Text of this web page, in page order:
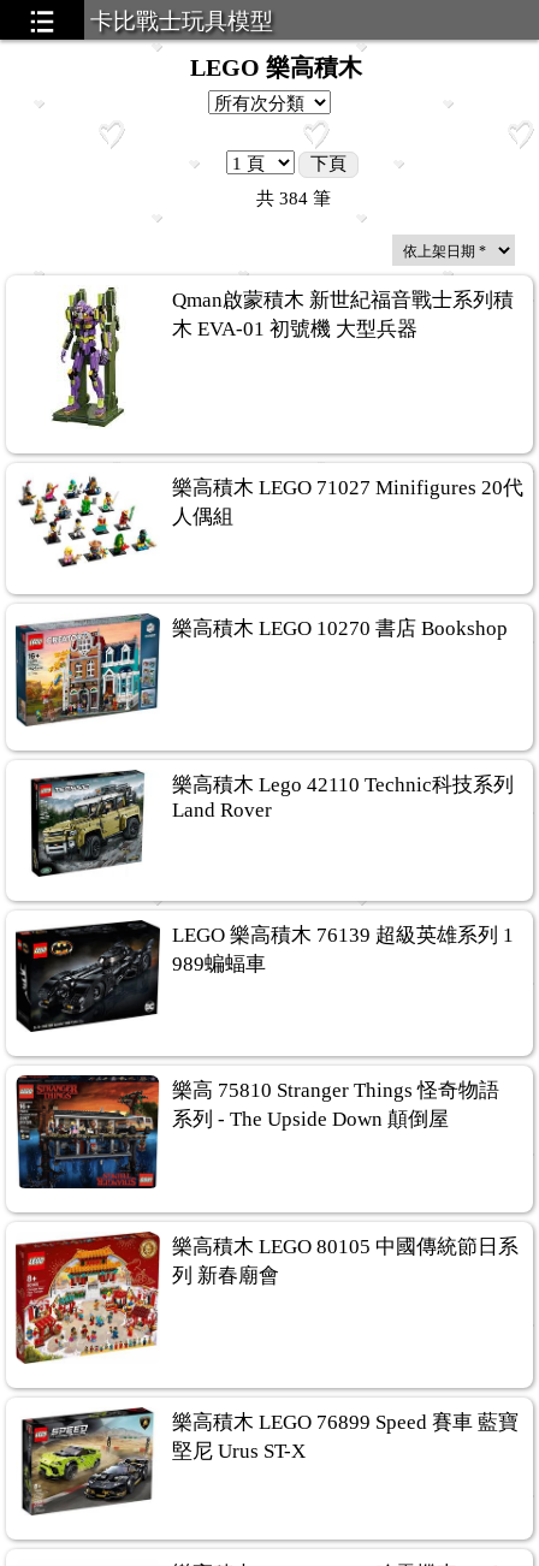
卡比戰士玩具模型
LEGO 樂高積木
下頁
共 384 筆
Qman啟蒙積木 新世紀福音戰士系列積
木 EVA-01 初號機 大型兵器
樂高積木 LEGO 71027 Minifigures 20代
人偶組
樂高積木 LEGO 10270 書店 Bookshop
樂高積木 Lego 42110 Technic科技系列
Land Rover
LEGO 樂高積木 76139 超級英雄系列 1
989蝙蝠車
樂高 75810 Stranger Things 怪奇物語
系列 - The Upside Down 顛倒屋
樂高積木 LEGO 80105 中國傳統節日系
列 新春廟會
樂高積木 LEGO 76899 Speed 賽車 藍寶
堅尼 Urus ST-X